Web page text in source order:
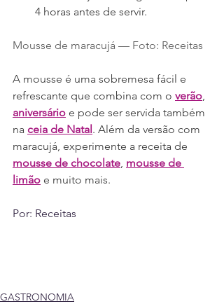
4 horas antes de servir.
Mousse de maracujá — Foto: Receitas
A mousse é uma sobremesa fácil e
refrescante que combina com o verão
aniversário e pode ser servida também
na ceia de Natal. Além da versão com
maracujá, experimente a receita de
mousse de chocolate mousse de
limão e muito mais.
Por: Receitas
GASTRONOMIA